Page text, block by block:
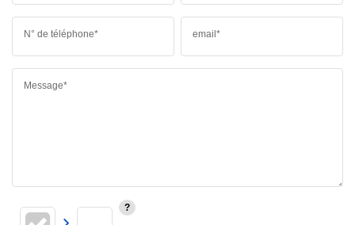
N° de téléphone* email*
Message*